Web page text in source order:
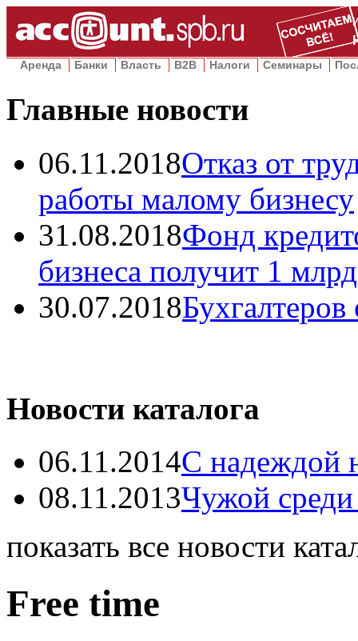
Аренда Банки Власть B2B Налоги Семинары
Главные новости
06.11.2018Отказ от
работы малому бизнесу
31.08.2018Фонд
бизнеса получит 1
30.07.2018Бухгалтеров
Новости каталога
06.11.2014С надеждой
08.11.2013Чужой
показать все новости
Free time